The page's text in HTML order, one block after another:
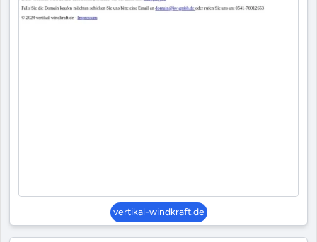
vertikal-windkraft.de